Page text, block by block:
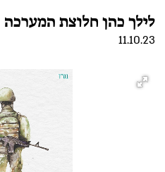
לילך כהן חלוצת המערכה
11.10.23